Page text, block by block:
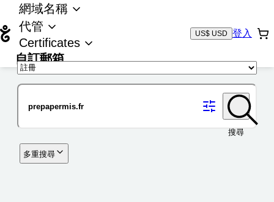
網域名稱
代管
Certificates
自訂郵箱
US$ USD 登入
搜尋
多重搜尋